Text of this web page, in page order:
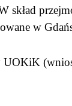
skład
w